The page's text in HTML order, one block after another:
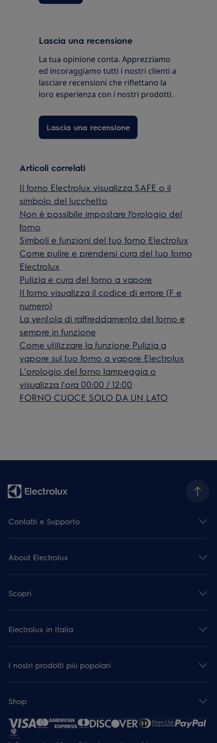
Lascia una recensione
La tua opinione conta. Apprezziamo
ed incoraggiamo tutti i nostri clienti a
lasciare recensioni che riflettano la
loro esperienza con i nostri prodotti.
Lascia una recensione
Articoli correlati
Il forno Electrolux visualizza SAFE o il
simbolo del lucchetto
Non è possibile impostare l’orologio del
forno
Simboli e funzioni del tuo forno Electrolux
Come pulire e prendersi cura del tuo forno
Electrolux
Pulizia e cura del forno a vapore
Il forno visualizza il codice di errore (F e
numero)
La ventola di raffreddamento del forno e
sempre in funzione
Come utilizzare la funzione Pulizia a
vapore sul tuo forno a vapore Electrolux
L'orologio del forno lampeggia o
visualizza l'ora 00:00 / 12:00
FORNO CUOCE SOLO DA UN LATO
Contatti e Supporto
About Electrolux
Scopri
Electrolux in Italia
I nostri prodotti più popolari
Shop